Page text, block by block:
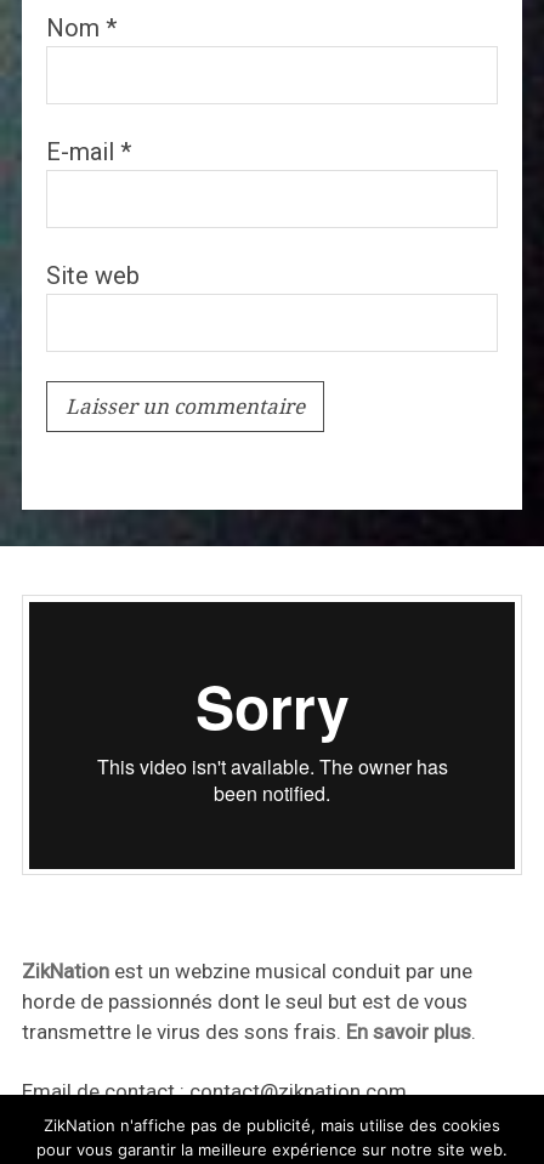
Nom *
E-mail *
Site web
ZikNationest un webzine musical conduit par une
horde de passionnés dont le seul but est de vous
transmettre le virus des sons frais. En savoir plus.
Email de contact :contact@ziknation.com
ZikNation n'affiche pas de publicité, mais utilise des cookies
pour vous garantir la meilleure expérience sur notre site web.